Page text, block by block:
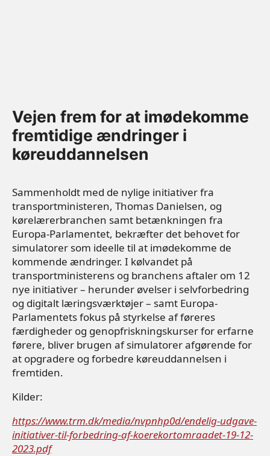
Vejen frem for at imødekomme
fremtidige ændringer i
køreuddannelsen
Sammenholdt med de nylige initiativer fra
transportministeren, Thomas Danielsen, og
kørelærerbranchen samt betænkningen fra
Europa-Parlamentet, bekræfter det behovet for
simulatorer som ideelle til at imødekomme de
kommende ændringer. I kølvandet på
transportministerens og branchens aftaler om 12
nye initiativer – herunder øvelser i selvforbedring
og digitalt læringsværktøjer – samt Europa-
Parlamentets fokus på styrkelse af føreres
færdigheder og genopfriskningskurser for erfarne
førere, bliver brugen af simulatorer afgørende for
at opgradere og forbedre køreuddannelsen i
fremtiden.
Kilder:
https://www.trm.dk/media/nvpnhp0d/endelig-udgave-
initiativer-til-forbedring-af-koerekortomraadet-19-12-
2023.pdf